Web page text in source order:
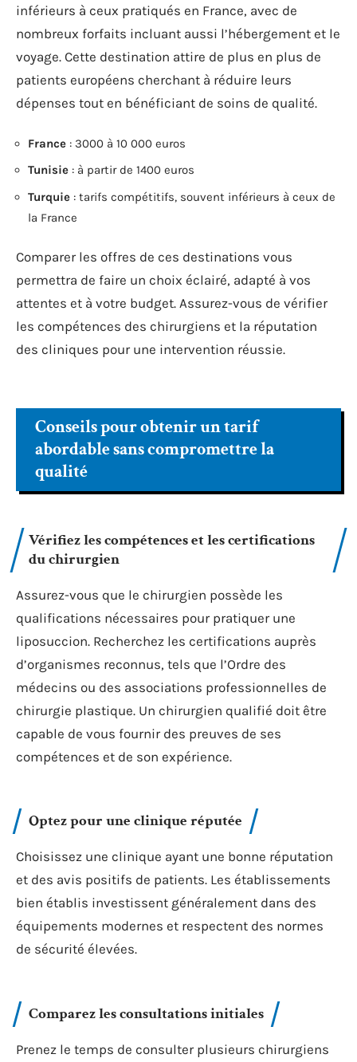
inférieurs à ceux pratiqués en France, avec de
nombreux forfaits incluant aussi l’hébergement et le
voyage. Cette destination attire de plus en plus de
patients européens cherchant à réduire leurs
dépenses tout en bénéficiant de soins de qualité.
France : 3000 à 10 000 euros
Tunisie : à partir de 1400 euros
Turquie : tarifs compétitifs, souvent inférieurs à ceux de
la France
Comparer les offres de ces destinations vous
permettra de faire un choix éclairé, adapté à vos
attentes et à votre budget. Assurez-vous de vérifier
les compétences des chirurgiens et la réputation
des cliniques pour une intervention réussie.
Conseils pour obtenir un tarif
abordable sans compromettre la
qualité
Vérifiez les compétences et les certifications
du chirurgien
Assurez-vous que le chirurgien possède les
qualifications nécessaires pour pratiquer une
liposuccion. Recherchez les certifications auprès
d’organismes reconnus, tels que l’Ordre des
médecins ou des associations professionnelles de
chirurgie plastique. Un chirurgien qualifié doit être
capable de vous fournir des preuves de ses
compétences et de son expérience.
Optez pour une clinique réputée
Choisissez une clinique ayant une bonne réputation
et des avis positifs de patients. Les établissements
bien établis investissent généralement dans des
équipements modernes et respectent des normes
de sécurité élevées.
Comparez les consultations initiales
Prenez le temps de consulter plusieurs chirurgiens